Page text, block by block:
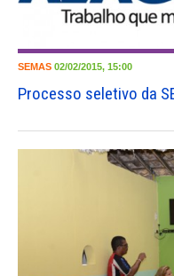
SEMAS 02/02/2015, 15:00
Processo seletivo da